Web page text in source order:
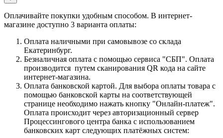
Оплачивайте покупки удобным способом. В интернет-
магазине доступно 3 варианта оплаты:
Оплата наличными при самовывозе со склада
Екатеринбург.
Безналичная оплата с помощью сервиса "СБП". Оплата
производится путем сканирования QR кода на сайте
интернет-магазина.
Оплата банковской картой. Для выбора оплаты товара с
помощью банковской карты на соответствующей
странице необходимо нажать кнопку "Онлайн-платеж".
Оплата происходит через авторизационный сервер
Процессингового центра банка с использованием
банковских карт следующих платёжных систем: